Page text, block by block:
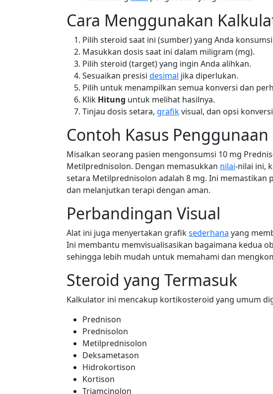
Cara Menggunakan
Pilih steroid saat ini (sumber) yang Anda
Masukkan dosis saat ini dalam miligram (mg).
Pilih steroid (target) yang ingin Anda alihkan.
Sesuaikan presisi desimal jika diperlukan.
Pilih untuk menampilkan semua konversi dan
Klik Hitung untuk melihat hasilnya.
Tinjau dosis setara, grafikvisual, dan opsi konversi
Contoh Kasus Penggunaan
Misalkan seorang pasien mengonsumsi 10 mg
Metilprednisolon. Dengan memasukkan nilai-nilai ini,
setara Metilprednisolon adalah 8 mg. Ini memastikan
dan melanjutkan terapi dengan aman.
Perbandingan Visual
Alat ini juga menyertakan grafiksederhana yang
Ini membantu memvisualisasikan bagaimana kedua
sehingga lebih mudah untuk memahami dan
Steroid yang Termasuk
Kalkulator ini mencakup kortikosteroid yang umum
Prednison
Prednisolon
Metilprednisolon
Deksametason
Hidrokortison
Kortison
Triamcinolon